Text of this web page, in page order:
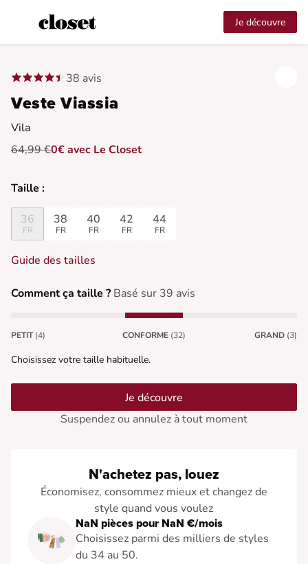
Je découvre
38 avis
Veste Viassia
Vila
64,99 €0€ avec Le Closet
Taille :
36
FR
38
FR
40
FR
42
FR
44
FR
Guide des tailles
Comment ça taille ? Basé sur 39 avis
PETIT (4) CONFORME (32) GRAND (3)
Choisissez votre taille habituelle.
Je découvre
Suspendez ou annulez à tout moment
N'achetez pas, louez
Économisez, consommez mieux et changez de
style quand vous voulez
NaN pièces pour NaN €/mois
Choisissez parmi des milliers de styles
du 34 au 50.